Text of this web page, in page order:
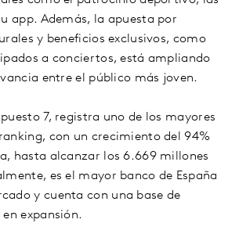
app. Además, la apuesta por
y beneficios exclusivos, como
a conciertos, está ampliando
entre el público más joven.
7, registra uno de los mayores
con un crecimiento del 94%
hasta alcanzar los 6.669 millones
es el mayor banco de España
y cuenta con una base de
expansión.